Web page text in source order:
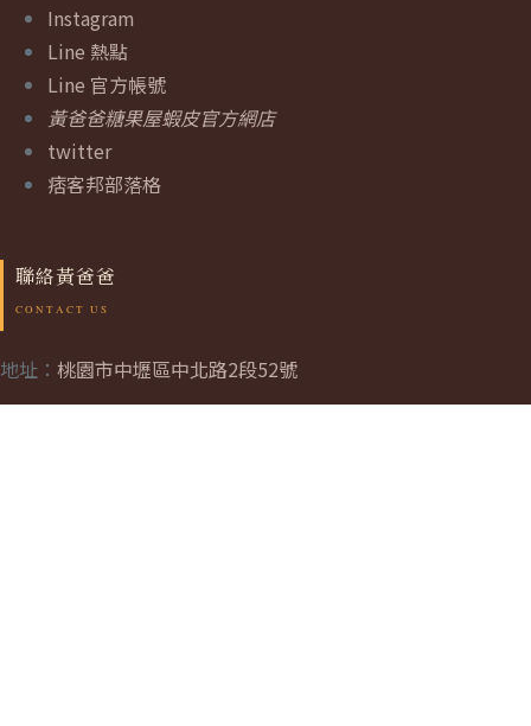
Instagram
Line 熱點
Line 官方帳號
黃爸爸糖果屋蝦皮官方網店
twitter
痞客邦部落格
聯絡黃爸爸
地址： 桃園市中壢區中北路2段52號